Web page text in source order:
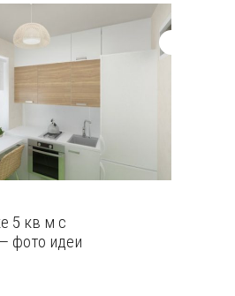
5 кв м с
фото идеи